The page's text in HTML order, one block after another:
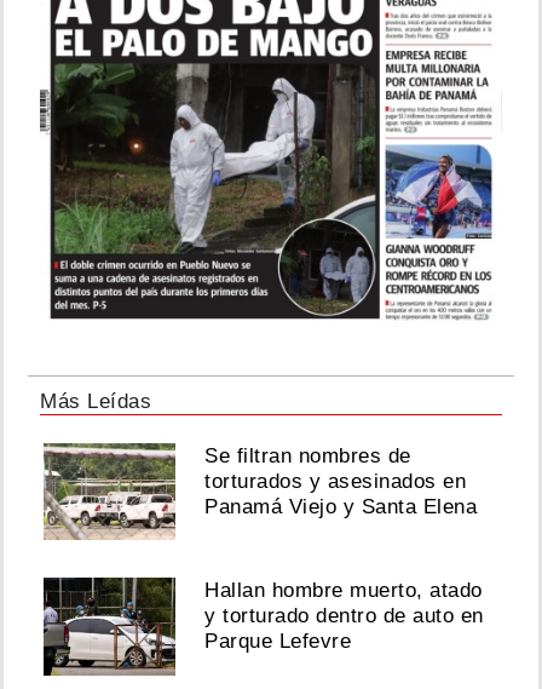
Más Leídas
Se filtran nombres de
torturados y asesinados en
Panamá Viejo y Santa Elena
Hallan hombre muerto, atado
y torturado dentro de auto en
Parque Lefevre